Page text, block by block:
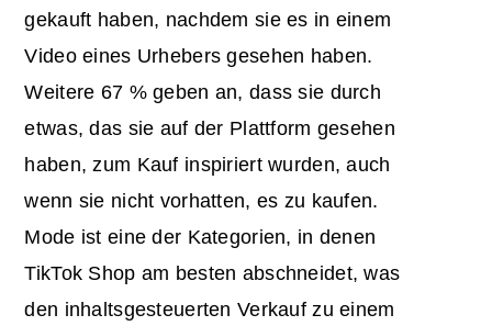
gekauft haben, nachdem sie es in einem
Video eines Urhebers gesehen haben.
Weitere 67 % geben an, dass sie durch
etwas, das sie auf der Plattform gesehen
haben, zum Kauf inspiriert wurden, auch
wenn sie nicht vorhatten, es zu kaufen.
Mode ist eine der Kategorien, in denen
TikTok Shop am besten abschneidet, was
den inhaltsgesteuerten Verkauf zu einem